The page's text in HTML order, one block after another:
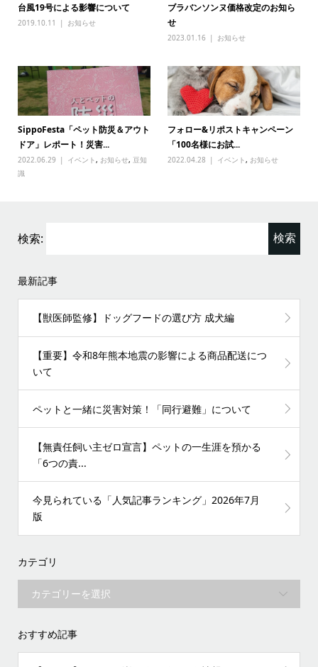
台風19号による影響について
2019.10.11 お知らせ
ブラバンソンヌ価格改定のお知ら
せ
2023.01.16 お知らせ
SippoFesta「ペット防災＆アウト
ドア」レポート！災害...
2022.06.29 イベント, お知らせ, 豆知
識
フォロー&リポストキャンペーン
「100名様にお試...
2022.04.28 イベント, お知らせ
検索:
最新記事
【獣医師監修】ドッグフードの選び方 成犬編
【重要】令和8年熊本地震の影響による商品配送につ
いて
ペットと一緒に災害対策！「同行避難」について
【無責任飼い主ゼロ宣言】ペットの一生涯を預かる
「6つの責...
今見られている「人気記事ランキング」2026年7月
版
カテゴリ
おすすめ記事